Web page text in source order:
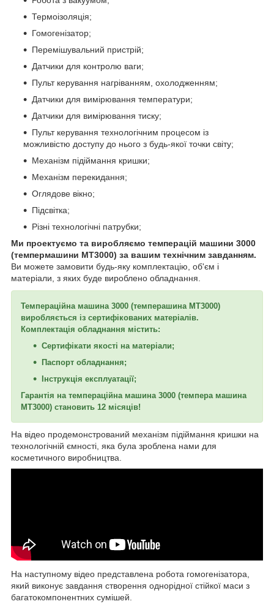
Термоізоляція;
Гомогенізатор;
Перемішувальний пристрій;
Датчики для контролю ваги;
Пульт керування нагріванням, охолодженням;
Датчики для вимірювання температури;
Датчики для вимірювання тиску;
Пульт керування технологічним процесом із
можливістю доступу до нього з будь-якої точки світу;
Механізм підіймання кришки;
Механізм перекидання;
Оглядове вікно;
Підсвітка;
Різні технологічні патрубки;
Ми проектуємо та виробляємо темперацій машини 3000
(темпермашини МТ3000) за вашим технічним завданням.
Ви можете замовити будь-яку комплектацію, об'єм і
матеріали, з яких буде вироблено обладнання.
Темпераційна машина 3000 (темперашина МТ3000)
виробляється із сертифікованих матеріалів.
Комплектація обладнання містить:
Сертифікати якості на матеріали;
Паспорт обладнання;
Інструкція експлуатації;
Гарантія на темпераційна машина 3000 (темпера машина
МТ3000) становить 12 місяців!
На відео продемонстрований механізм підіймання кришки на
технологічній ємності, яка була зроблена нами для
косметичного виробництва.
На наступному відео представлена робота гомогенізатора,
який виконує завдання створення однорідної стійкої маси з
багатокомпонентних сумішей.